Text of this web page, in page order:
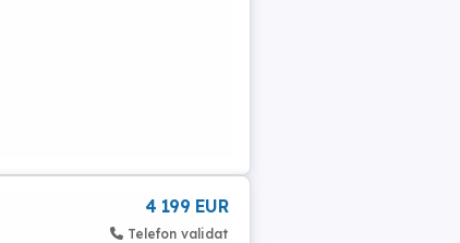
4 199 EUR
Telefon validat